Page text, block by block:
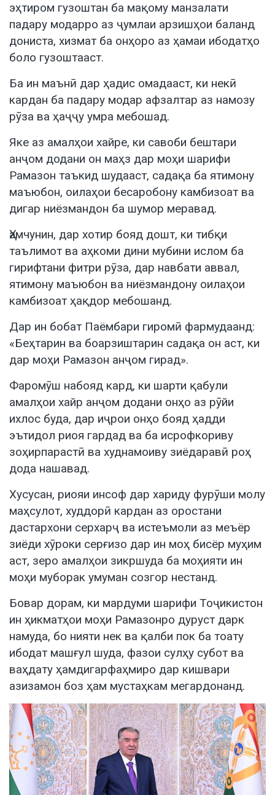
эҳтиром гузоштан ба мақому манзалати
падару модарро аз ҷумлаи арзишҳои баланд
дониста, хизмат ба онҳоро аз ҳамаи ибодатҳо
боло гузоштааст.
Ба ин маънӣ дар ҳадис омадааст, ки некӣ
кардан ба падару модар афзалтар аз намозу
рӯза ва ҳаҷҷу умра мебошад.
Яке аз амалҳои хайре, ки савоби бештари
анҷом додани он маҳз дар моҳи шарифи
Рамазон таъкид шудааст, садақа ба ятимону
маъюбон, оилаҳои бесаробону камбизоат ва
дигар ниёзмандон ба шумор меравад.
Ҳамчунин, дар хотир бояд дошт, ки тибқи
таълимот ва аҳкоми дини мубини ислом ба
гирифтани фитри рӯза, дар навбати аввал,
ятимону маъюбон ва ниёзмандону оилаҳои
камбизоат ҳақдор мебошанд.
Дар ин бобат Паёмбари гиромӣ фармудаанд:
«Беҳтарин ва боарзиштарин садақа он аст, ки
дар моҳи Рамазон анҷом гирад».
Фаромӯш набояд кард, ки шарти қабули
амалҳои хайр анҷом додани онҳо аз рӯйи
ихлос буда, дар иҷрои онҳо бояд ҳадди
эътидол риоя гардад ва ба исрофкориву
зоҳирпарастӣ ва худнамоиву зиёдаравӣ роҳ
дода нашавад.
Хусусан, риояи инсоф дар хариду фурӯши молу
маҳсулот, худдорӣ кардан аз оростани
дастархони серхарҷ ва истеъмоли аз меъёр
зиёди хӯроки серғизо дар ин моҳ бисёр муҳим
аст, зеро амалҳои зикршуда ба моҳияти ин
моҳи муборак умуман созгор нестанд.
Бовар дорам, ки мардуми шарифи Тоҷикистон
ин ҳикматҳои моҳи Рамазонро дуруст дарк
намуда, бо нияти нек ва қалби пок ба тоату
ибодат машғул шуда, фазои сулҳу субот ва
ваҳдату ҳамдигарфаҳмиро дар кишвари
азизамон боз ҳам мустаҳкам мегардонанд.